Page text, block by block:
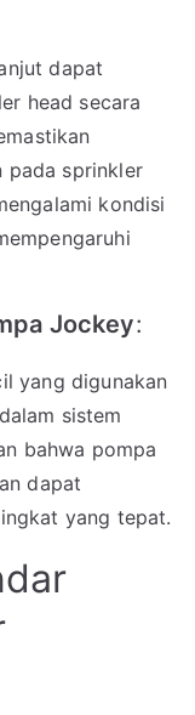
dapat
head secara
pada sprinkler
kondisi
Jockey:
yang digunakan
sistem
bahwa pompa
dapat
yang tepat.